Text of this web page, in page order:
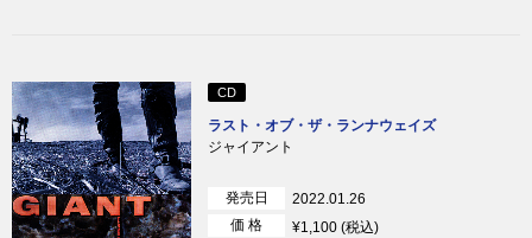
CD
ラスト・オブ・ザ・ランナウェイズ
ジャイアント
発売日
2022.01.26
価 格
¥1,100 (税込)